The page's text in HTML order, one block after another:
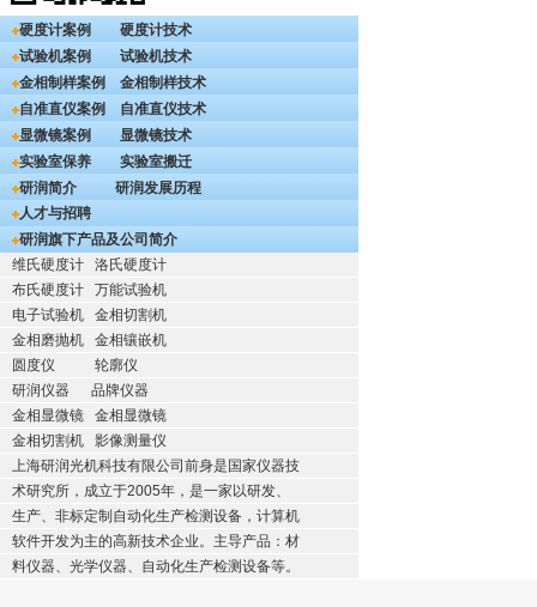
硬度计案例
硬度计技术
试验机案例
试验机技术
金相制样案例
金相制样技术
自准直仪案例
自准直仪技术
显微镜案例
显微镜技术
实验室保养
实验室搬迁
研润简介
研润发展历程
人才与招聘
研润旗下产品及公司简介
维氏硬度计
洛氏硬度计
布氏硬度计
万能试验机
电子试验机
金相切割机
金相磨抛机
金相镶嵌机
圆度仪
轮廓仪
研润仪器
品牌仪器
金相显微镜
金相显微镜
金相切割机
影像测量仪
上海研润光机科技有限公司前身是国家仪器技
术研究所，成立于2005年，是一家以研发、
生产、非标定制自动化生产检测设备，计算机
软件开发为主的高新技术企业。主导产品：材
料仪器、光学仪器、自动化生产检测设备等。